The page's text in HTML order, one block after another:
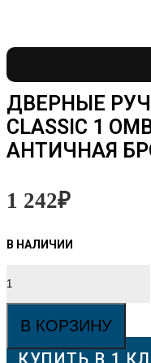
ДВЕРНЫЕ
CLASSIC 1
АНТИЧНАЯ
1 242₽
товара
Дверные
Rucetti
RAP-
CLASSIC
В КОРЗИНУ